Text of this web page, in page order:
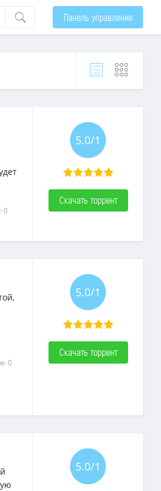
Панель управления
0
5.0/1
Скачать торрент
0
5.0/1
Скачать торрент
5.0/1